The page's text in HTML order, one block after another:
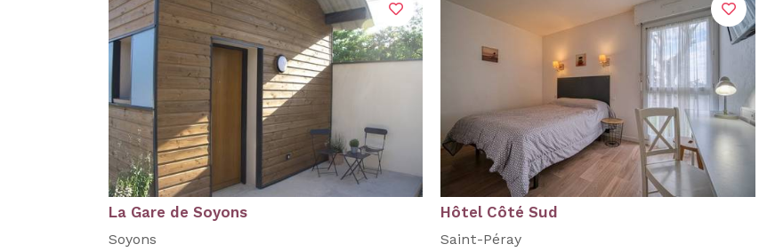
La Gare de Soyons
Soyons
Hôtel Côté Sud
Saint-Péray